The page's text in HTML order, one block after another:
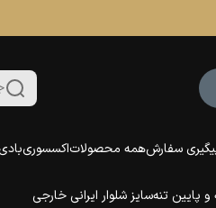
سفارشهمه محصولاتاکسسوری
و پایین تنهسایز شلوار ایرانی خارجی